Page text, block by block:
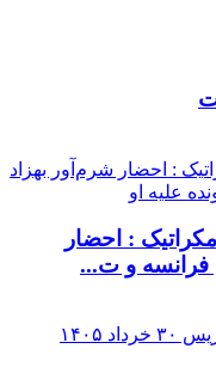
: احضار
فرانسه و ت...